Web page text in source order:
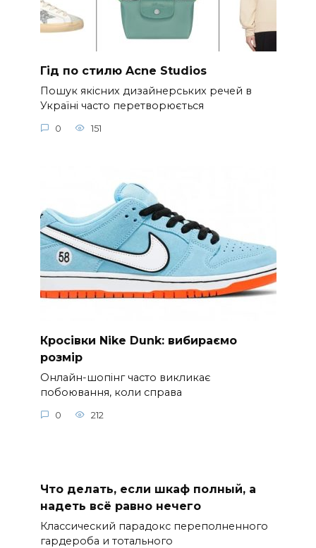
Гід по стилю Acne Studios
Пошук якісних дизайнерських речей в
Україні часто перетворюється
0 151
Кросівки Nike Dunk: вибираємо
розмір
Онлайн-шопінг часто викликає
побоювання, коли справа
0 212
Что делать, если шкаф полный, а
надеть всё равно нечего
Классический парадокс переполненного
гардероба и тотального